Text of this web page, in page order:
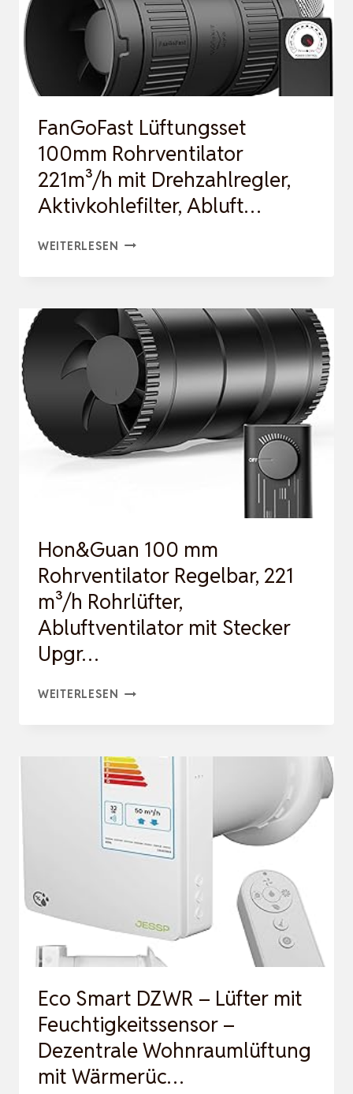
FanGoFast Lüftungsset
100mm Rohrventilator
221m³/h mit Drehzahlregler,
Aktivkohlefilter, Abluft…
WEITERLESEN FANGOFAST
ROHRVENTILATOR
221M³/H
MIT
DREHZAHLREGLER,
AKTIVKOHLEFILTER,
ABLUFT…
Hon&Guan 100 mm
Rohrventilator Regelbar, 221
m³/h Rohrlüfter,
Abluftventilator mit Stecker
Upgr…
WEITERLESEN HON&GUAN
ROHRVENTILATOR
REGELBAR,
221
ROHRLÜFTER,
ABLUFTVENTILATOR
STECKER
UPGR…
Eco Smart DZWR – Lüfter mit
Feuchtigkeitssensor –
Dezentrale Wohnraumlüftung
mit Wärmerüc…